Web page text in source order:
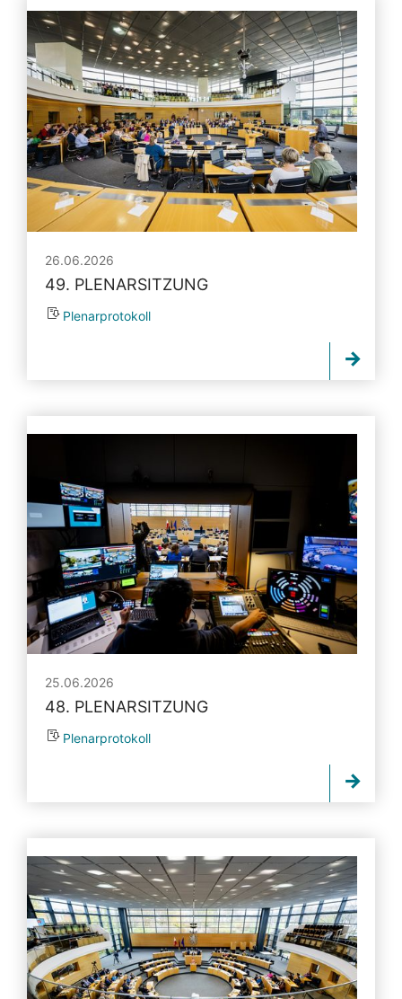
26.06.2026
49. PLENARSITZUNG
Plenarprotokoll
25.06.2026
48. PLENARSITZUNG
Plenarprotokoll